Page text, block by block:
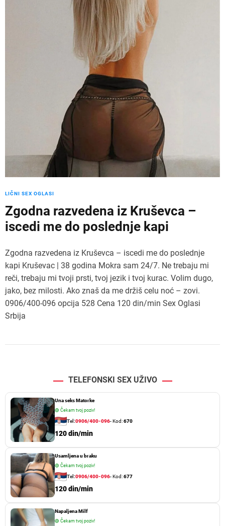
LIČNI SEX OGLASI
Zgodna razvedena iz Kruševca –
iscedi me do poslednje kapi
Zgodna razvedena iz Kruševca – iscedi me do poslednje
kapi Kruševac | 38 godina Mokra sam 24/7. Ne trebaju mi
reči, trebaju mi tvoji prsti, tvoj jezik i tvoj kurac. Volim dugo,
jako, bez milosti. Ako znaš da me držiš celu noć – zovi.
0906/400-096 opcija 528 Cena 120 din/min Sex Oglasi
Srbija
TELEFONSKI SEX UŽIVO
Una seks Matorke
🟢 Čekam tvoj poziv!
Tel:0906/400-096- Kod:670
120 din/min
Usamljena u braku
🟢 Čekam tvoj poziv!
Tel:0906/400-096- Kod:677
120 din/min
Napaljena Milf
🟢 Čekam tvoj poziv!